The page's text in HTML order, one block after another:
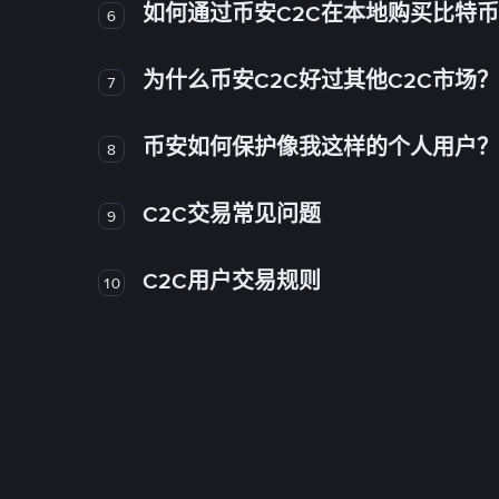
6 如何通过币安C2C在本地购买比特
7 为什么币安C2C好过其他C2C市场？
8 币安如何保护像我这样的个人用户？
9 C2C交易常见问题
10 C2C用户交易规则